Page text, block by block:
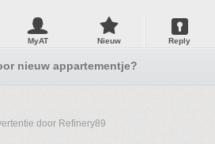
MyAT Nieuw Reply
nieuw appartementje?
door Refinery89